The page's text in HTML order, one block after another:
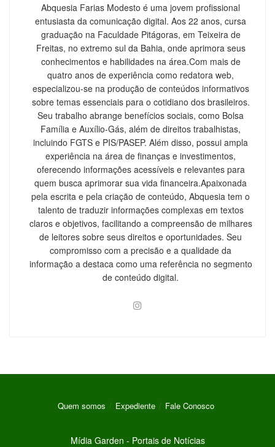
Abquesia Farias Modesto é uma jovem profissional
entusiasta da comunicação digital. Aos 22 anos, cursa
graduação na Faculdade Pitágoras, em Teixeira de
Freitas, no extremo sul da Bahia, onde aprimora seus
conhecimentos e habilidades na área.Com mais de
quatro anos de experiência como redatora web,
especializou-se na produção de conteúdos informativos
sobre temas essenciais para o cotidiano dos brasileiros.
Seu trabalho abrange benefícios sociais, como Bolsa
Família e Auxílio-Gás, além de direitos trabalhistas,
incluindo FGTS e PIS/PASEP. Além disso, possui ampla
experiência na área de finanças e investimentos,
oferecendo informações acessíveis e relevantes para
quem busca aprimorar sua vida financeira.Apaixonada
pela escrita e pela criação de conteúdo, Abquesia tem o
talento de traduzir informações complexas em textos
claros e objetivos, facilitando a compreensão de milhares
de leitores sobre seus direitos e oportunidades. Seu
compromisso com a precisão e a qualidade da
informação a destaca como uma referência no segmento
de conteúdo digital.
Quem somos Expediente Fale Conosco
Mídia Garden - Portais de Notícias